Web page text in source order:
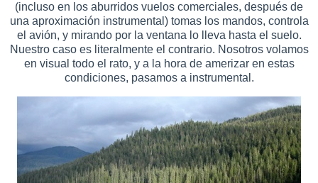
(incluso en los aburridos vuelos comerciales, después de
una aproximación instrumental) tomas los mandos, controla
el avión, y mirando por la ventana lo lleva hasta el suelo.
Nuestro caso es literalmente el contrario. Nosotros volamos
en visual todo el rato, y a la hora de amerizar en estas
condiciones, pasamos a instrumental.